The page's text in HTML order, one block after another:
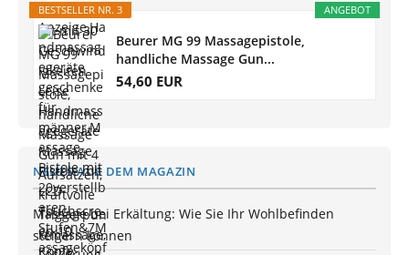
ANGEBOT
BESTSELLER NR. 3
Beurer MG 99 Massagepistole,
handliche Massage Gun...
54,60 EUR
NEUES AUS DEM MAGAZIN
Massage bei Erkältung: Wie Sie Ihr Wohlbefinden
steigern können